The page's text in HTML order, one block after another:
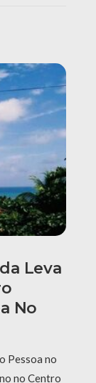
Leva
No
Pessoa no
no Centro